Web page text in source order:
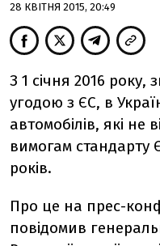
28 КВІТНЯ 2015, 20:49
З 1 січня 2016 року,
угодою з ЄС, в
автомобілів, які не
вимогам стандарту
років.
Про це на прес-
повідомив